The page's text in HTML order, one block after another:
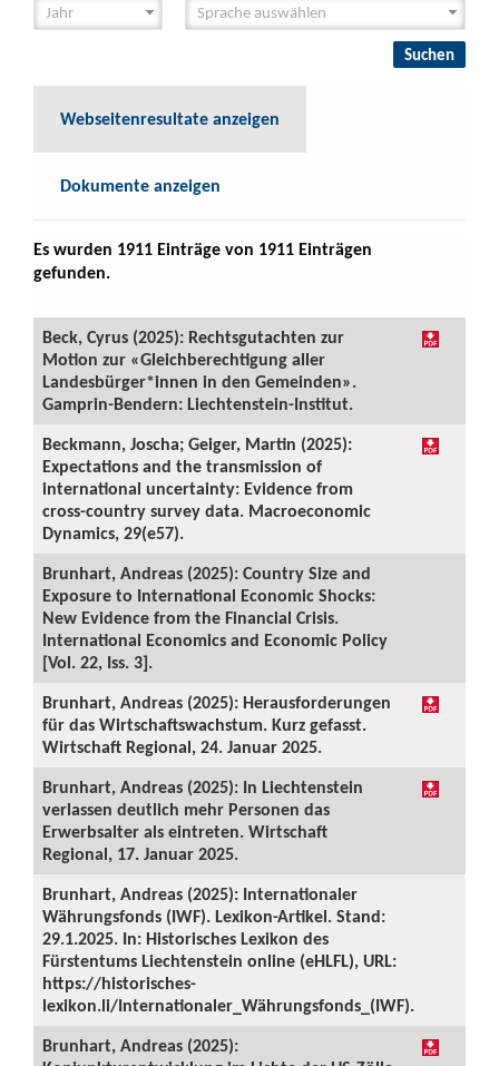
Webseitenresultate anzeigen
Dokumente anzeigen
Es wurden 1911 Einträge von 1911 Einträgen
gefunden.
Beck, Cyrus (2025): Rechtsgutachten zur
Motion zur «Gleichberechtigung aller
Landesbürger*innen in den Gemeinden».
Gamprin-Bendern: Liechtenstein-Institut.
Beckmann, Joscha; Geiger, Martin (2025):
Expectations and the transmission of
international uncertainty: Evidence from
cross-country survey data. Macroeconomic
Dynamics, 29(e57).
Brunhart, Andreas (2025): Country Size and
Exposure to International Economic Shocks:
New Evidence from the Financial Crisis.
International Economics and Economic Policy
[Vol. 22, Iss. 3].
Brunhart, Andreas (2025): Herausforderungen
für das Wirtschaftswachstum. Kurz gefasst.
Wirtschaft Regional, 24. Januar 2025.
Brunhart, Andreas (2025): In Liechtenstein
verlassen deutlich mehr Personen das
Erwerbsalter als eintreten. Wirtschaft
Regional, 17. Januar 2025.
Brunhart, Andreas (2025): Internationaler
Währungsfonds (IWF). Lexikon-Artikel. Stand:
29.1.2025. In: Historisches Lexikon des
Fürstentums Liechtenstein online (eHLFL), URL:
https://historisches-
lexikon.li/Internationaler_Währungsfonds_(IWF).
Brunhart, Andreas (2025):